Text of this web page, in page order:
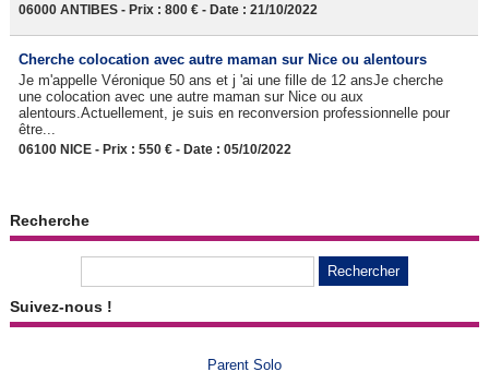
06000 ANTIBES - Prix : 800 € - Date : 21/10/2022
Cherche colocation avec autre maman sur Nice ou alentours
Je m'appelle Véronique 50 ans et j 'ai une fille de 12 ansJe cherche
une colocation avec une autre maman sur Nice ou aux
alentours.Actuellement, je suis en reconversion professionnelle pour
être...
06100 NICE - Prix : 550 € - Date : 05/10/2022
Recherche
Suivez-nous !
Parent Solo